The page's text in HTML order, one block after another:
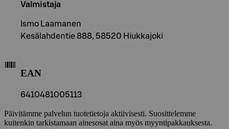
Valmistaja
Ismo Laamanen
Kesälahdentie 888, 58520 Hiukkajoki
EAN
6410481005113
Päivitämme palvelun tuotetietoja aktiivisesti. Suosittelemme
kuitenkin tarkistamaan ainesosat aina myös myyntipakkauksesta.